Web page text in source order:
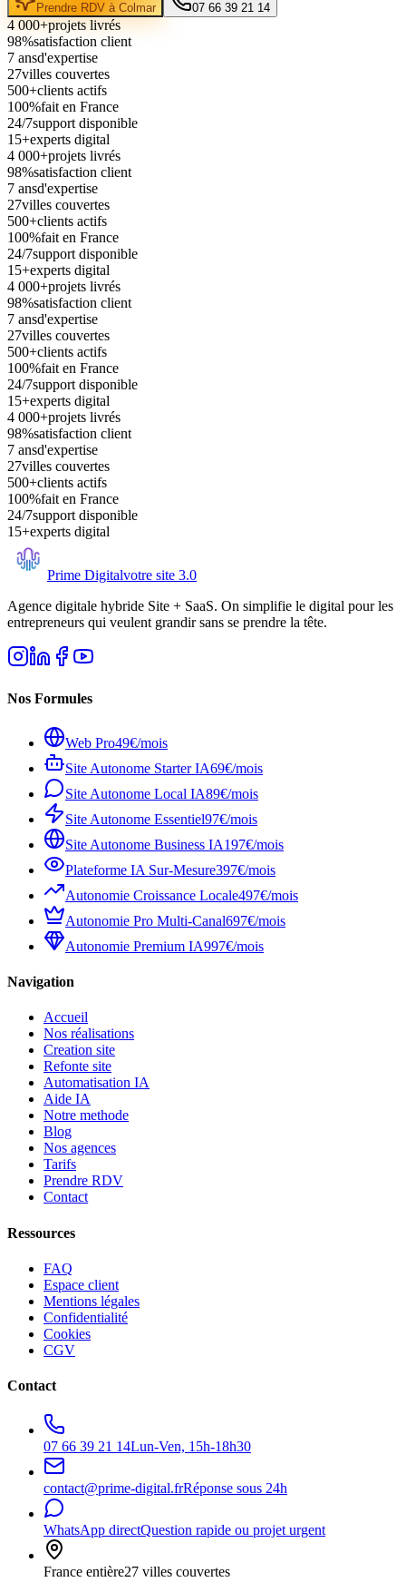
Prendre RDV à Colmar 07 66 39 21 14
4 000+projets livrés
98%satisfaction client
7 ansd'expertise
27villes couvertes
500+clients actifs
100%fait en France
24/7support disponible
15+experts digital
4 000+projets livrés
98%satisfaction client
7 ansd'expertise
27villes couvertes
500+clients actifs
100%fait en France
24/7support disponible
15+experts digital
4 000+projets livrés
98%satisfaction client
7 ansd'expertise
27villes couvertes
500+clients actifs
100%fait en France
24/7support disponible
15+experts digital
4 000+projets livrés
98%satisfaction client
7 ansd'expertise
27villes couvertes
500+clients actifs
100%fait en France
24/7support disponible
15+experts digital
Prime Digitalvotre site 3.0
Agence digitale hybride Site + SaaS. On simplifie le digital pour les
entrepreneurs qui veulent grandir sans se prendre la tête.
Nos Formules
Web Pro49€/mois
Site Autonome Starter IA69€/mois
Site Autonome Local IA89€/mois
Site Autonome Essentiel97€/mois
Site Autonome Business IA197€/mois
Plateforme IA Sur-Mesure397€/mois
Autonomie Croissance Locale497€/mois
Autonomie Pro Multi-Canal697€/mois
Autonomie Premium IA997€/mois
Navigation
Accueil
Nos réalisations
Creation site
Refonte site
Automatisation IA
Aide IA
Notre methode
Blog
Nos agences
Tarifs
Prendre RDV
Contact
Ressources
FAQ
Espace client
Mentions légales
Confidentialité
Cookies
CGV
Contact
07 66 39 21 14Lun-Ven, 15h-18h30
contact@prime-digital.frRéponse sous 24h
WhatsApp directQuestion rapide ou projet urgent
France entière27 villes couvertes